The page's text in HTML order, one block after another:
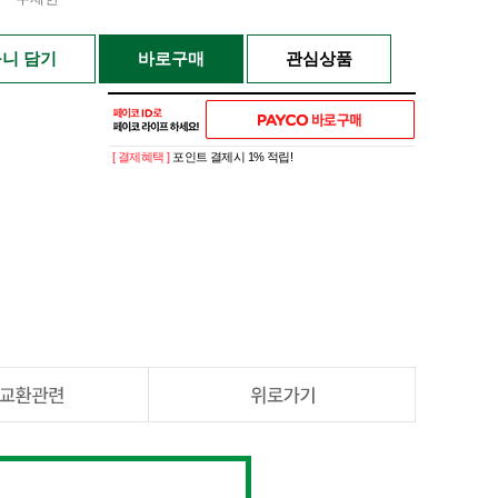
담기 바로구매 관심상품
[ 결제혜택 ] 포인트 결제시 1% 적립!